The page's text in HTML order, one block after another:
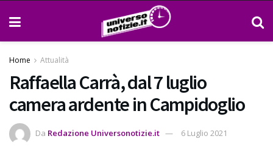
Home Attualità
Raffaella Carrà, dal 7 luglio
camera ardente in Campidoglio
Da Redazione Universonotizie.it 6 Luglio 2021